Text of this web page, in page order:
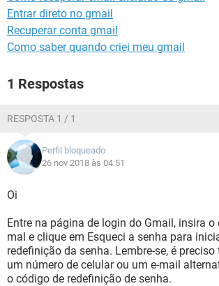
Entrar direto no gmail
Recuperar conta gmail
Como saber quando criei meu gmail
1 Respostas
RESPOSTA 1 / 1
Perfil bloqueado
26 nov 2018 às 04:51
Oi
Entre na página de login do Gmail, insira o
mal e clique em Esqueci a senha para
redefinição da senha. Lembre-se, é
um número de celular ou um e-mail
o código de redefinição de senha.